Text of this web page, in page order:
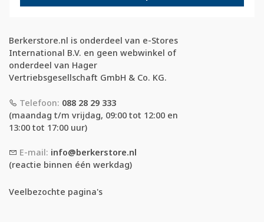
Berkerstore.nl is onderdeel van e-Stores
International B.V. en geen webwinkel of
onderdeel van Hager
Vertriebsgesellschaft GmbH & Co. KG.
Telefoon: 088 28 29 333
(maandag t/m vrijdag, 09:00 tot 12:00 en
13:00 tot 17:00 uur)
E-mail: info@berkerstore.nl
(reactie binnen één werkdag)
Veelbezochte pagina's